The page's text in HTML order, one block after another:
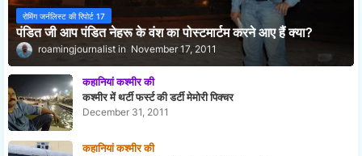
रोमिंग जर्नलिस्ट की रिपोर्ट 17
पंडित जी आप पंडित नेहरू के वंश का पोस्टमार्टम करने आए हैं क्या?
roamingjournalist November 17, 2011
कहानियां कश्मीर की
कश्मीर में थर्टी फर्स्ट की डर्टी मेमोरी पिक्चर
December 31, 2011
कहानियां कश्मीर की